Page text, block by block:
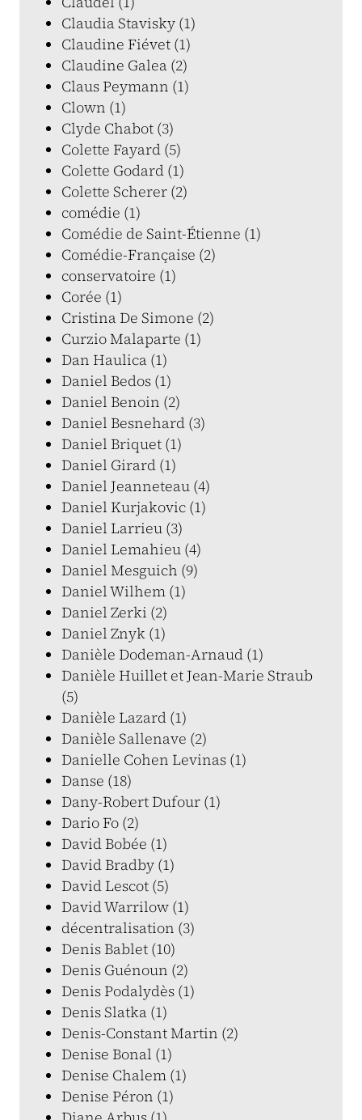
Claudia Stavisky (1)
Claudine Fiévet (1)
Claudine Galea (2)
Claus Peymann (1)
Clown (1)
Clyde Chabot (3)
Colette Fayard (5)
Colette Godard (1)
Colette Scherer (2)
comédie (1)
Comédie de Saint-Étienne (1)
Comédie-Française (2)
conservatoire (1)
Corée (1)
Cristina De Simone (2)
Curzio Malaparte (1)
Dan Haulica (1)
Daniel Bedos (1)
Daniel Benoin (2)
Daniel Besnehard (3)
Daniel Briquet (1)
Daniel Girard (1)
Daniel Jeanneteau (4)
Daniel Kurjakovic (1)
Daniel Larrieu (3)
Daniel Lemahieu (4)
Daniel Mesguich (9)
Daniel Wilhem (1)
Daniel Zerki (2)
Daniel Znyk (1)
Danièle Dodeman-Arnaud (1)
Danièle Huillet et Jean-Marie Straub
(5)
Danièle Lazard (1)
Danièle Sallenave (2)
Danielle Cohen Levinas (1)
Danse (18)
Dany-Robert Dufour (1)
Dario Fo (2)
David Bobée (1)
David Bradby (1)
David Lescot (5)
David Warrilow (1)
décentralisation (3)
Denis Bablet (10)
Denis Guénoun (2)
Denis Podalydès (1)
Denis Slatka (1)
Denis-Constant Martin (2)
Denise Bonal (1)
Denise Chalem (1)
Denise Péron (1)